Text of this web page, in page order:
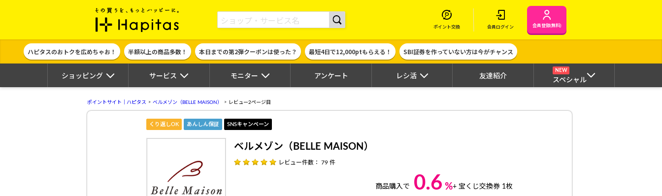
ポイント貯めて現金やギフト券に交換できるポイントサイト | ハピタス
ポイント交換 会員ログイン 会員登録(無料)
ハピタスのおトクを広めちゃお！ 半額以上の商品多数！ 本日までの第2弾クーポンは使った？ 最短4日で12,000ptもらえる！ SBI証券を作っていない方は今がチャンス
ショッピング サービス モニター アンケート レシ活 友達紹介
NEW
スペシャル
ポイントサイト｜ハピタス ベルメゾン（BELLE MAISON） レビュー2ページ目
くり返しOK あんしん保証 SNSキャンペーン
ベルメゾン（BELLE MAISON）
レビュー件数： 79 件
商品購入で 0.6 %+ 宝くじ交換券 1枚